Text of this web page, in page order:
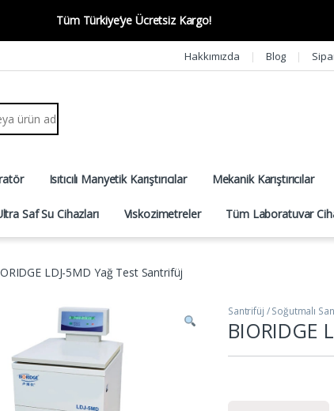
Tüm Türkiye’ye Ücretsiz Kargo!
Hakkımızda Blog
Isıtıcılı Manyetik Karıştırıcılar Mekanik Karıştırıcılar
Saf Su Cihazları Viskozimetreler Tüm Laboratuvar
LDJ-5MD Yağ Test Santrifüj
Santrifüj / Soğutmalı
BIORIDGE